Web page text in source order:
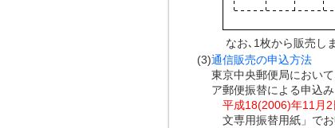
なお､1枚から販売し
(3)通信販売の申込方法
東京中央郵便局におい
ア郵便振替による申込み
平成18(2006)年11月2
文専用振替用紙」でお